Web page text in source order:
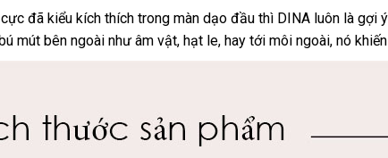
giá
amazon
đã kiểu kích thích trong màn dạo đầu tự
động
thì DINA luôn là gợi
mút bên ngoài như âm vậthỗ
, hạt lelắp
, hay tới môi ngoàinhận
, nó